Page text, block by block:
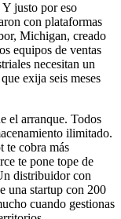
justo por eso
con plataformas
Michigan, creado
equipos de ventas
necesitan un
exija seis meses
el arranque. Todos
ilimitado.
te cobra más
te pone tope de
distribuidor con
una startup con 200
cuando gestionas